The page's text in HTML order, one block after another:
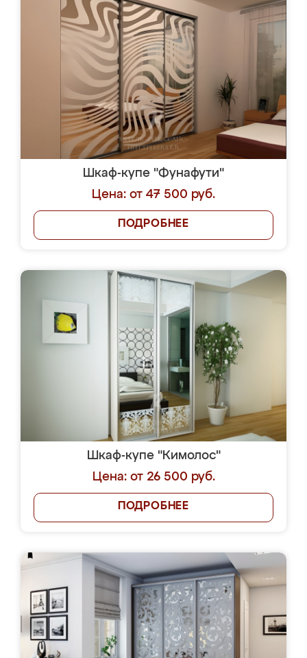
Шкаф-купе "Фунафути"
Цена: от 47 500 руб.
ПОДРОБНЕЕ
Шкаф-купе "Кимолос"
Цена: от 26 500 руб.
ПОДРОБНЕЕ